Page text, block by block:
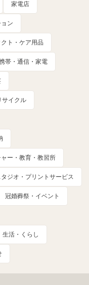
家電店
ン
ト・ケア用品
帯・通信・家電
サイクル
ー・教育・教習所
ジオ・プリントサービス
冠婚葬祭・イベント
生活・くらし